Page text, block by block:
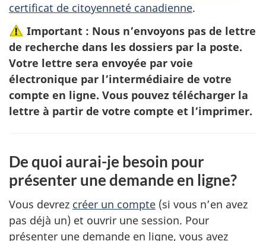
certificat de citoyenneté canadienne.
Important : Nous n’envoyons pas de lettre
de recherche dans les dossiers par la poste.
Votre lettre sera envoyée par voie
électronique par l’intermédiaire de votre
compte en ligne. Vous pouvez télécharger la
lettre à partir de votre compte et l’imprimer.
De quoi aurai-je besoin pour
présenter une demande en ligne?
Vous devrez créer un compte (si vous n’en avez
pas déjà un) et ouvrir une session. Pour
présenter une demande en ligne, vous avez